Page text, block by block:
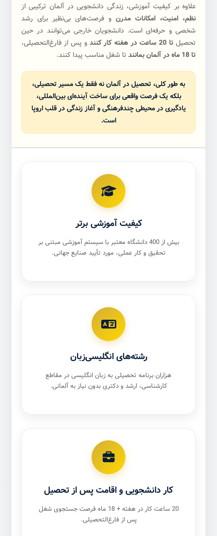
علاوه بر کیفیت آموزشی، زندگی دانشجویی در آلمان ترکیبی از
نظم، امنیت، امکانات مدرن و فرصت‌های بی‌نظیر برای رشد
شخصی و حرفه‌ای است. دانشجویان خارجی می‌توانند در حین
تحصیل تا 20 ساعت در هفته کار کنند
و پس از فارغ‌التحصیلی،
تا 18 ماه در آلمان بمانند
تا شغل مناسب پیدا کنند.
به طور کلی، تحصیل در آلمان نه فقط یک مسیر تحصیلی،
بلکه یکفرصت واقعی برای ساخت آینده‌ای بین‌المللی،
یادگیری در محیطی چندفرهنگی و آغاز زندگی در قلب اروپا
است.
کیفیت آموزشی برتر
بیش از 400 دانشگاه معتبر با سیستم آموزشی مبتنی بر
تحقیق و کار عملی، مورد تأیید صنایع جهانی.
رشته‌های انگلیسی‌زبان
هزاران برنامه تحصیلی به زبان انگلیسی در مقاطع
کارشناسی، ارشد و دکتری بدون نیاز به آلمانی.
کار دانشجویی و اقامت پس از تحصیل
20 ساعت کار در هفته + 18 ماه فرصت جستجوی شغل
پس از فارغ‌التحصیلی.